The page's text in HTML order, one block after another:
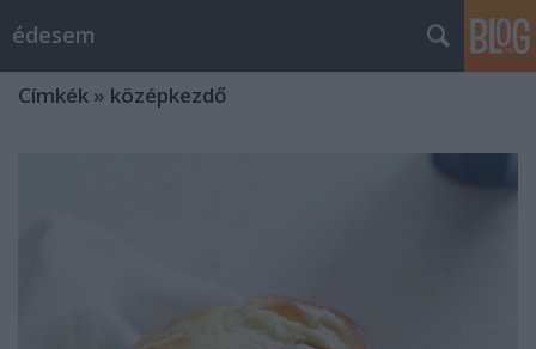
édesem
Címkék » középkezdő